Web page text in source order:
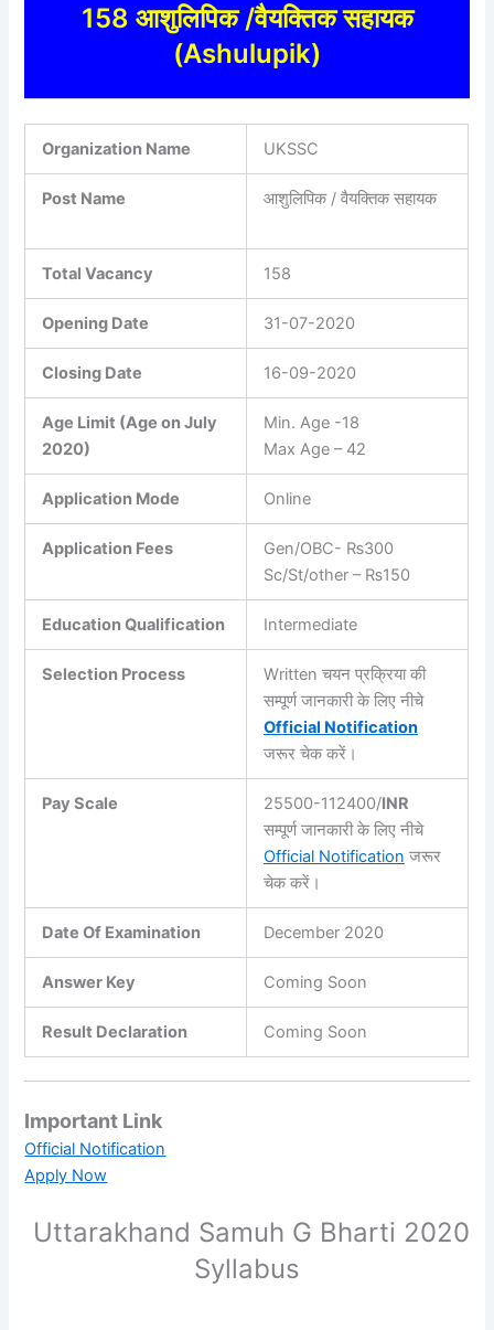
158 आशुलिपिक /वैयक्तिक सहायक
(Ashulupik)
Organization Name UKSSC
Post Name आशुलिपिक / वैयक्तिक सहायक
Total Vacancy 158
Opening Date 31-07-2020
Closing Date 16-09-2020
Age Limit (Age on July
2020)
Min. Age -18
Max Age – 42
Application Mode Online
Application Fees Gen/OBC- ₨300
Sc/St/other – ₨150
Education Qualification Intermediate
Selection Process
Written चयन प्रक्रिया की
सम्पूर्ण जानकारी के लिए नीचे
Official Notification
जरूर चेक करें।
Pay Scale 25500-112400/INR
सम्पूर्ण जानकारी के लिए नीचे
Official Notification जरूर
चेक करें।
Date Of Examination December 2020
Answer Key Coming Soon
Result Declaration Coming Soon
Important Link
Official Notification
Apply Now
Uttarakhand Samuh G Bharti 2020
Syllabus